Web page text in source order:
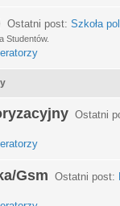
Ostatni post: Szkoła
Studentów.
Ostatni
Gsm Ostatni post: